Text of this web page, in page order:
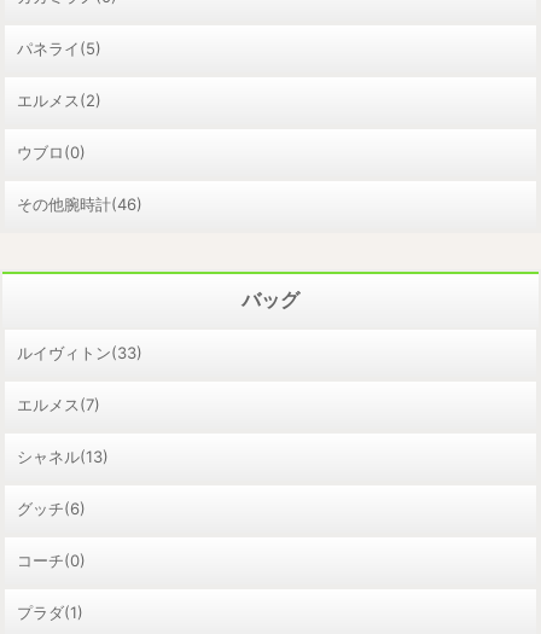
パネライ(5)
エルメス(2)
ウブロ(0)
その他腕時計(46)
バッグ
ルイヴィトン(33)
エルメス(7)
シャネル(13)
グッチ(6)
コーチ(0)
プラダ(1)